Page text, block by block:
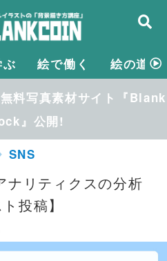
絵で働く 絵の道具
料写真素材サイト『Blank
』公開!
SNS
ナリティクスの分析
投稿】